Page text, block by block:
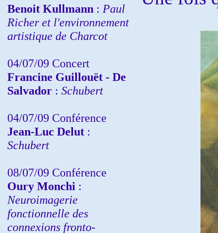
Benoit Kullmann : Paul
Richer et l'environnement
artistique de Charcot
04/07/09 Concert
Francine Guillouët - De
Salvador : Schubert
04/07/09 Conférence
Jean-Luc Delut :
Schubert
08/07/09 Conférence
Oury Monchi :
Neuroimagerie
fonctionnelle des
connexions fronto-